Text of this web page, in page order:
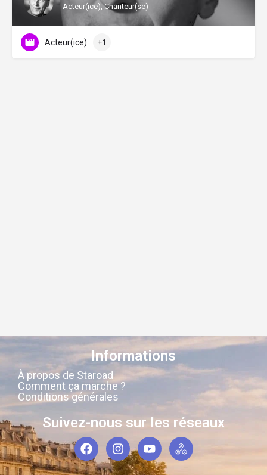
Acteur(ice), Chanteur(se)
Acteur(ice) +1
Informations
À propos de Staroad
Comment ça marche ?
Conditions générales
Suivez-nous sur les réseaux